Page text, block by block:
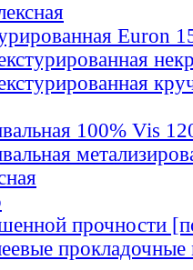
Euron
100% Vis
прочности
прокладочные